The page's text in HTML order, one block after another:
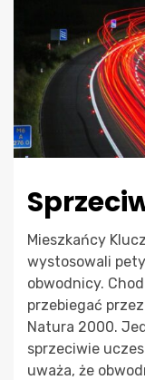
Mieszkańcy
wystosowali
obwodnicy.
przebiegać
Natura 2000.
sprzeciwie
uważa, że